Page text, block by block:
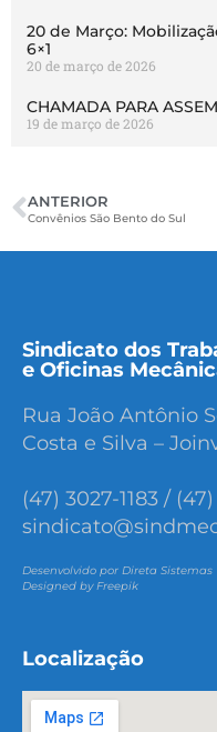
20 de Março:
6×1
20 de março de 2026
CHAMADA PARA
19 de março de 2026
ANTERIOR
Convênios São Bento do Sul
Sindicato dos
e Oficinas
Rua João Antônio
Costa e Silva –
(47) 3027-1183 /
Desenvolvido por Direta Sistemas
Designed by Freepik
Localização